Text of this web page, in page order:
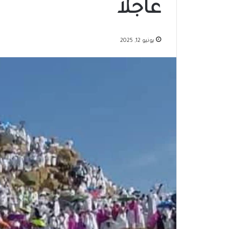
عاجلاً
يونيو 12, 2025